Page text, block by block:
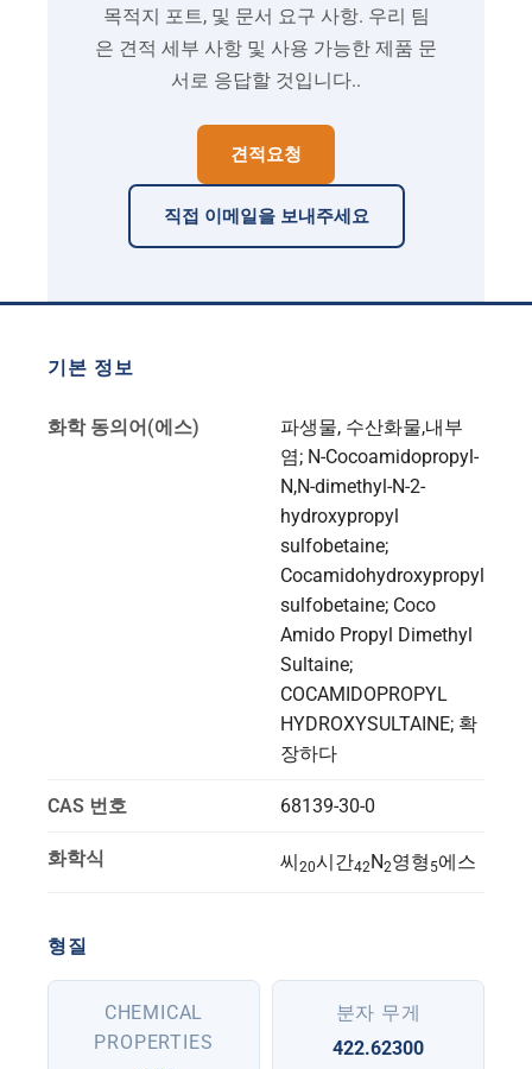
목적지 포트, 및 문서 요구 사항. 우리 팀
은 견적 세부 사항 및 사용 가능한 제품 문
서로 응답할 것입니다..
견적요청
직접 이메일을 보내주세요
기본 정보
화학 동의어(에스)
파생물, 수산화물,내부
염; N-Cocoamidopropyl-
N,N-dimethyl-N-2-
hydroxypropyl
sulfobetaine;
Cocamidohydroxypropyl
sulfobetaine; Coco
Amido Propyl Dimethyl
Sultaine;
COCAMIDOPROPYL
HYDROXYSULTAINE; 확
장하다
CAS 번호 68139-30-0
화학식 씨 20시간42N2영형 5에스
형질
CHEMICAL
PROPERTIES
분자 무게
422.62300